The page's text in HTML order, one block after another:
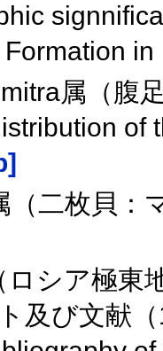
属（腹
of
（二枚貝
シア極東
及び文献